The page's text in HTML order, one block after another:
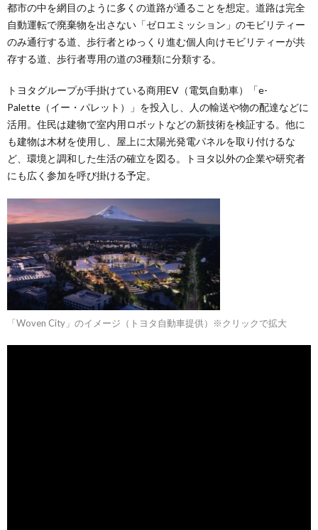
都市の中を網目のように多くの道路が通ることを想定。道路は完全
自動運転で廃棄物を出さない「ゼロエミッション」のモビリティー
のみ通行する道、歩行者とゆっくり進む個人向けモビリティーが共
存する道、歩行者専用の道の3種類に分類する。
トヨタグループが手掛けている商用EV（電気自動車）「e-
Palette（イー・パレット）」を投入し、人の輸送や物の配達などに
活用。住民は建物で室内用ロボットなどの新技術を検証する。他に
も建物は木材を使用し、屋上に太陽光発電パネルを取り付けるな
ど、環境と調和した生活の確立を図る。トヨタ以外の企業や研究者
にも広く参加を呼び掛ける予定。
「Woven City」のイメージ（トヨタ自動車提供）※クリックで拡大